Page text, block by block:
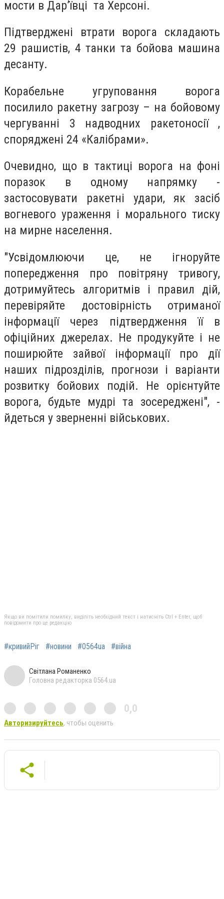
мости в Дар’ївці та Херсоні.
Підтверджені втрати ворога складають
29 рашистів, 4 танки та бойова машина
десанту.
Корабельне угруповання ворога
посилило ракетну загрозу – на бойовому
чергуванні 3 надводних ракетоносії ,
споряджені 24 «Калібрами».
Очевидно, що в тактиці ворога на фоні
поразок в одному напрямку -
застосовувати ракетні удари, як засіб
вогневого ураження і морального тиску
на мирне населення.
"Усвідомлюючи це, не ігноруйте
попередження про повітряну тривогу,
дотримуйтесь алгоритмів і правил дій,
перевіряйте достовірність отриманої
інформації через підтвердження її в
офіційних джерелах. Не продукуйте і не
поширюйте зайвої інформації про дії
наших підрозділів, прогнози і варіанти
розвитку бойових подій. Не орієнтуйте
ворога, будьте мудрі та зосереджені", -
йдеться у зверненні військових.
Якщо ви помітили помилку, виділіть необхідний текст і натисніть Ctrl + Enter, щоб
повідомити про це редакцію
#кривийРіг #новини #0564ua #війна
Світлана Романенко
Головна редакторка 0564.ua
0,0
Авторизируйтесь, чтобы оценить